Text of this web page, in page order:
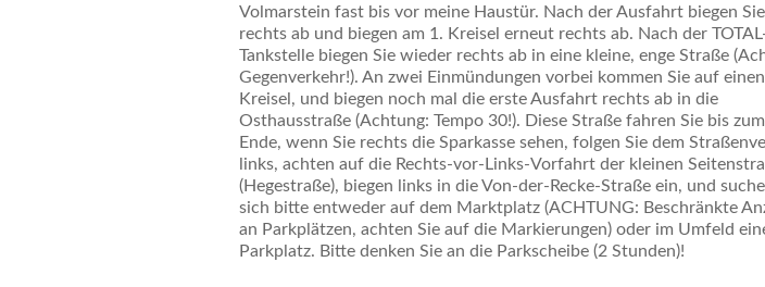
Volmarstein fast bis vor meine Haustür. Nach der Ausfahrt biegen Sie
rechts ab und biegen am 1. Kreisel erneut rechts ab. Nach der
Tankstelle biegen Sie wieder rechts ab in eine kleine, enge Straße
Gegenverkehr!). An zwei Einmündungen vorbei kommen Sie auf einen
Kreisel, und biegen noch mal die erste Ausfahrt rechts ab in die
Osthausstraße (Achtung: Tempo 30!). Diese Straße fahren Sie bis zum
Ende, wenn Sie rechts die Sparkasse sehen, folgen Sie dem
links, achten auf die Rechts-vor-Links-Vorfahrt der kleinen
(Hegestraße), biegen links in die Von-der-Recke-Straße ein, und
sich bitte entweder auf dem Marktplatz (ACHTUNG: Beschränkte
an Parkplätzen, achten Sie auf die Markierungen) oder im Umfeld
Parkplatz. Bitte denken Sie an die Parkscheibe (2 Stunden)!